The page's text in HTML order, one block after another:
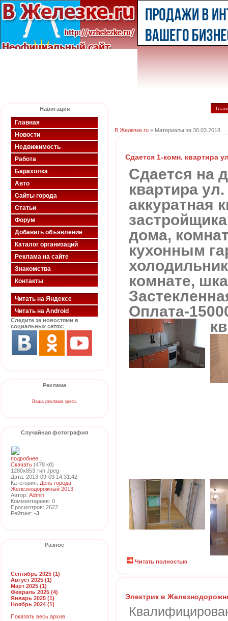
Навигация
Главная
Новости
Недвижимость
Работа
Барахолка
Авто
Сайты города
Статьи
Форум
Добавить объявление
Каталог организаций
Реклама на сайте
Знакомства
Контакты
Читать на Яндексе
Читать на Android
Следите за новостями в
социальных сетях:
Реклама
Ваша реклама здесь
Случайная фотография
подробнее...
Скачать (478 кб)
1280x853 тип Jpeg
Дата: 2013-09-03 14:31:42
Категория: День города
Железнодорожный 2013
Автор: Admin
Комментариев: 0
Просмотров: 2622
Рейтинг: -3
Разное
Сентябрь 2025 (1)
Август 2025 (1)
Март 2025 (1)
Февраль 2025 (4)
Январь 2025 (1)
Ноябрь 2024 (1)
Показать весь архив
В Железке.ru » Материалы за 30.03.2018
Сдается 1-комн. квартира
Сдается на
квартира
аккуратная
дома,
кухонным
комнате,
Оплата-
Читать полностью
Электрик в